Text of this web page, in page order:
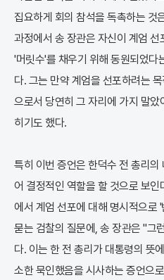
집요하게 회의 참석을 독촉하는 것
과정에서 송 장관은 자신이 계엄
'머릿수'를 채우기 위해 동원되었다
다. 그는 만약 계엄을 선포하려는
으로서 당연히 그 자리에 가지 말
히기도 했다.
특히 이번 증언은 한덕수 전 총리
어 결정적인 역할을 할 것으로 보
에서 계엄 선포에 대해 명시적으로
묻는 검찰의 질문에, 송 장관은 "그
다. 이는 한 전 총리가 대통령의 뜻
소한 묵인했음을 시사하는 증언으